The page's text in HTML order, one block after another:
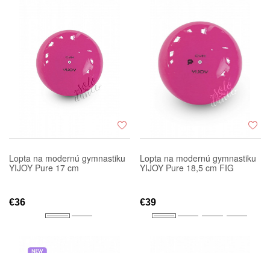
Lopta na modernú gymnastiku
YIJOY Pure 17 cm
€36
Lopta na modernú gymnastiku
YIJOY Pure 18,5 cm FIG
€39